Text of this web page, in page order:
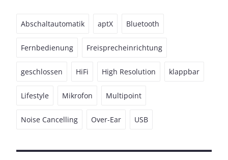
Abschaltautomatik aptX Bluetooth
Fernbedienung Freisprecheinrichtung
geschlossen HiFi High Resolution klappbar
Lifestyle Mikrofon Multipoint
Noise Cancelling Over-Ear USB